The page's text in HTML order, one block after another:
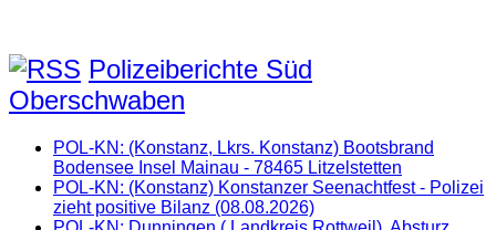
Polizeiberichte Süd
Oberschwaben
POL-KN: (Konstanz, Lkrs. Konstanz) Bootsbrand
Bodensee Insel Mainau - 78465 Litzelstetten
POL-KN: (Konstanz) Konstanzer Seenachtfest - Polizei
zieht positive Bilanz (08.08.2026)